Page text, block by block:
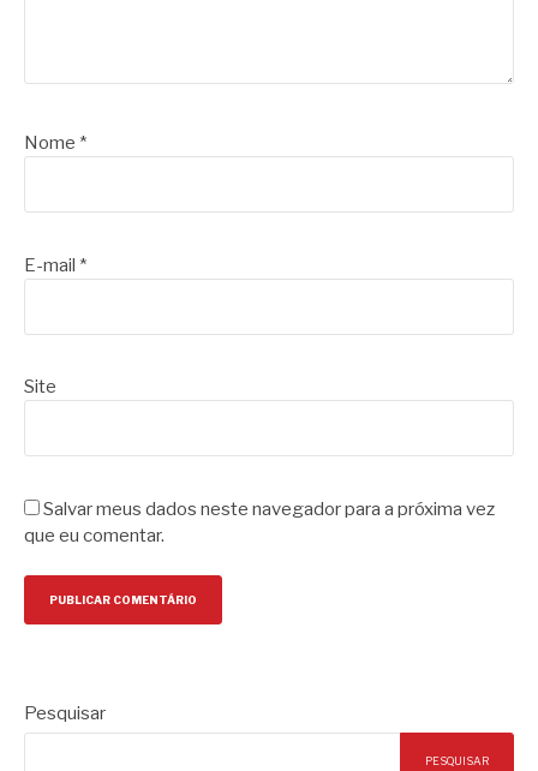
Nome *
E-mail *
Site
Salvar meus dados neste navegador para a próxima vez
que eu comentar.
Pesquisar
PESQUISAR